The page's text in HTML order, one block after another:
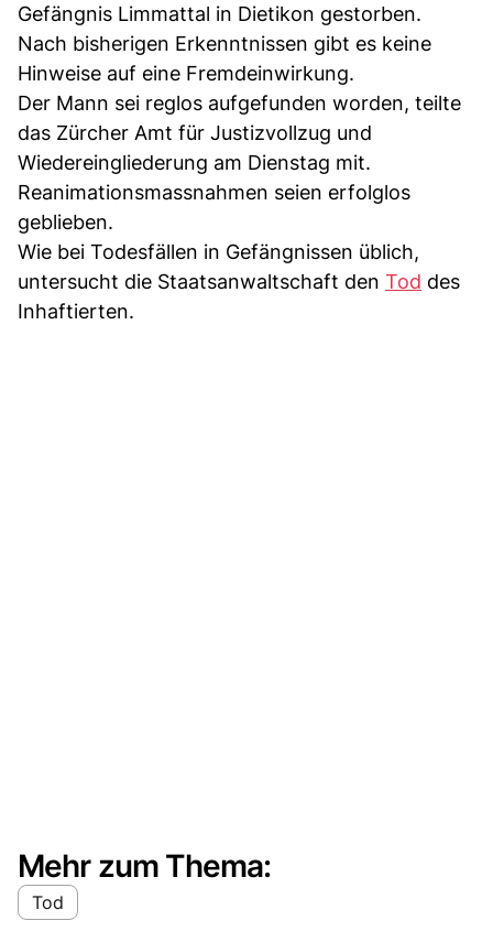
Gefängnis Limmattal in Dietikon gestorben.
Nach bisherigen Erkenntnissen gibt es keine
Hinweise auf eine Fremdeinwirkung.
Der Mann sei reglos aufgefunden worden, teilte
das Zürcher Amt für Justizvollzug und
Wiedereingliederung am Dienstag mit.
Reanimationsmassnahmen seien erfolglos
geblieben.
Wie bei Todesfällen in Gefängnissen üblich,
untersucht die Staatsanwaltschaft den Tod des
Inhaftierten.
Mehr zum Thema:
Tod